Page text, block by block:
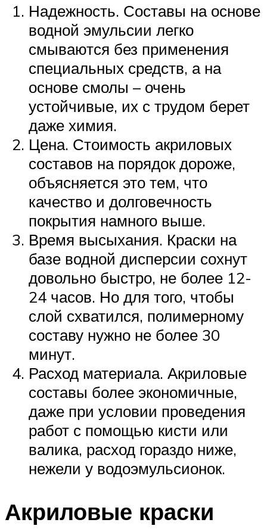
Надежность. Составы на основе
водной эмульсии легко
смываются без применения
специальных средств, а на
основе смолы – очень
устойчивые, их с трудом берет
даже химия.
Цена. Стоимость акриловых
составов на порядок дороже,
объясняется это тем, что
качество и долговечность
покрытия намного выше.
Время высыхания. Краски на
базе водной дисперсии сохнут
довольно быстро, не более 12-
24 часов. Но для того, чтобы
слой схватился, полимерному
составу нужно не более 30
минут.
Расход материала. Акриловые
составы более экономичные,
даже при условии проведения
работ с помощью кисти или
валика, расход гораздо ниже,
нежели у водоэмульсионок.
Акриловые краски